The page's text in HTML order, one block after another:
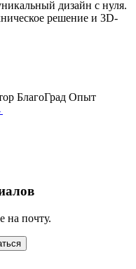
дизайн с нуля.
решение и 3D-
БлагоГрад Опыт
на почту.